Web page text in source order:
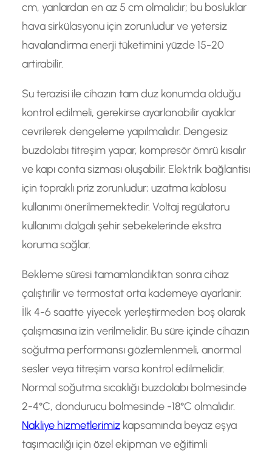
cm, yanlardan en az 5 cm olmalıdır; bu bosluklar
hava sirkülasyonu için zorunludur ve yetersiz
havalandirma enerji tüketimini yüzde 15-20
artirabilir.
Su terazisi ile cihazın tam duz konumda olduğu
kontrol edilmeli, gerekirse ayarlanabilir ayaklar
cevrilerek dengeleme yapılmalıdır. Dengesiz
buzdolabı titreşim yapar, kompresör ömrü kısalır
ve kapı conta sizması oluşabilir. Elektrik bağlantisı
için topraklı priz zorunludur; uzatma kablosu
kullanımı önerilmemektedir. Voltaj regülatoru
kullanımı dalgalı şehir sebekelerinde ekstra
koruma sağlar.
Bekleme süresi tamamlandıktan sonra cihaz
çalıştırilir ve termostat orta kademeye ayarlanir.
İlk 4-6 saatte yiyecek yerleştirmeden boş olarak
çalışmasına izin verilmelidir. Bu süre içinde cihazın
soğutma performansı gözlemlenmeli, anormal
sesler veya titreşim varsa kontrol edilmelidir.
Normal soğutma sıcaklığı buzdolabı bolmesinde
2-4°C, dondurucu bolmesinde -18°C olmalıdır.
Nakliye hizmetlerimiz kapsamında beyaz eşya
taşımacılığı için özel ekipman ve eğitimli